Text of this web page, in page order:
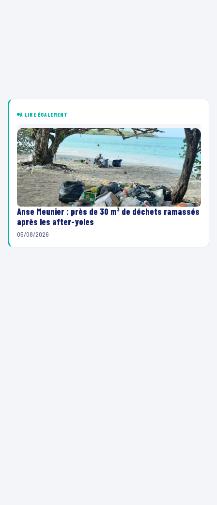
À LIRE ÉGALEMENT
Anse Meunier : près de 30 m³ de déchets ramassés
après les after-yoles
05/08/2026